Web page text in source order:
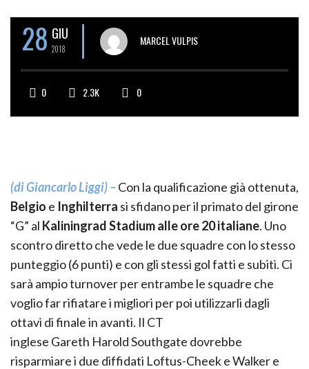
28 GIU
2018
MARCEL VULPIS
0 2.3K 0
(di Giancarlo Liggi) –Con la qualificazione già ottenuta,
Belgio e Inghilterra si sfidano per il primato del girone
“G” al KaliningradStadiumalleore 20italiane. Uno
scontro diretto che vede le due squadre con lo stesso
punteggio (6 punti) e con gli stessi gol fatti e subiti. Ci
sarà ampio turnover per entrambe le squadre che
voglio far rifiatare i migliori per poi utilizzarli dagli
ottavi di finale in avanti. Il CT
inglese Gareth HaroldSouthgate dovrebbe
risparmiare i due diffidati Loftus-Cheek eWalkere